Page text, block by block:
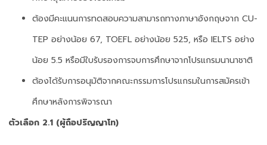
ต้องมีคะแนนการทดสอบความสามารถทางภาษาอังกฤษจาก CU-
TEP อย่างน้อย 67, TOEFL อย่างน้อย 525, หรือ IELTS อย่าง
น้อย 5.5 หรือมีใบรับรองการจบการศึกษาจากโปรแกรมนานาชาติ
ต้องได้รับการอนุมัติจากคณะกรรมการโปรแกรมในการสมัครเข้า
ศึกษาหลังการพิจารณา
ตัวเลือก 2.1 (ผู้ถือปริญญาโท)